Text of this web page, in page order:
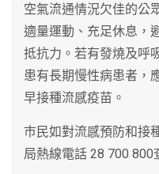
空氣流通情況欠佳的公
適量運動、充足休息，
抵抗力。若有發燒及呼
患有長期慢性病患者，
早接種流感疫苗。
巿民如對流感預防和接
局熱線電話 28 700 800